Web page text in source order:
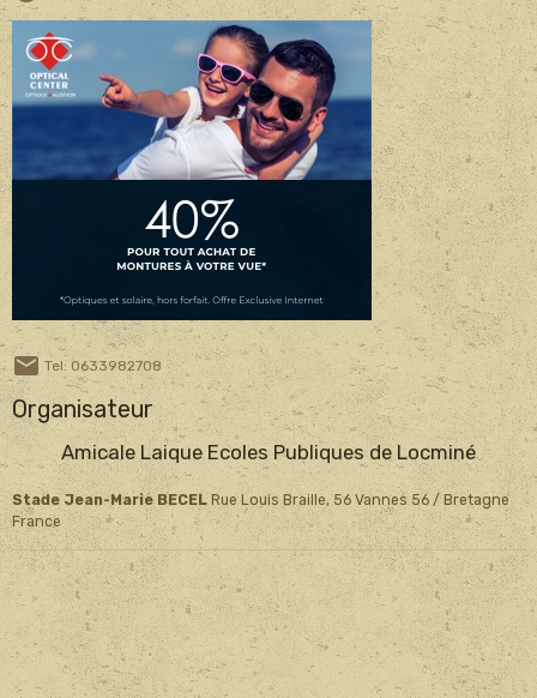
Tel: 0633982708
Organisateur
Amicale Laique Ecoles Publiques de Locminé
Stade Jean-Marie BECEL Rue Louis Braille, 56 Vannes 56 / Bretagne
France